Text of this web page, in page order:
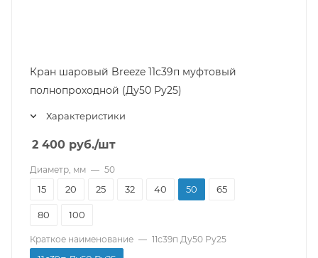
Кран шаровый Breeze 11с39п муфтовый
полнопроходной (Ду50 Pу25)
Характеристики
2 400 руб./шт
Диаметр, мм — 50
15 20 25 32 40 50 65
80 100
Краткое наименование — 11с39п Ду50 Pу25